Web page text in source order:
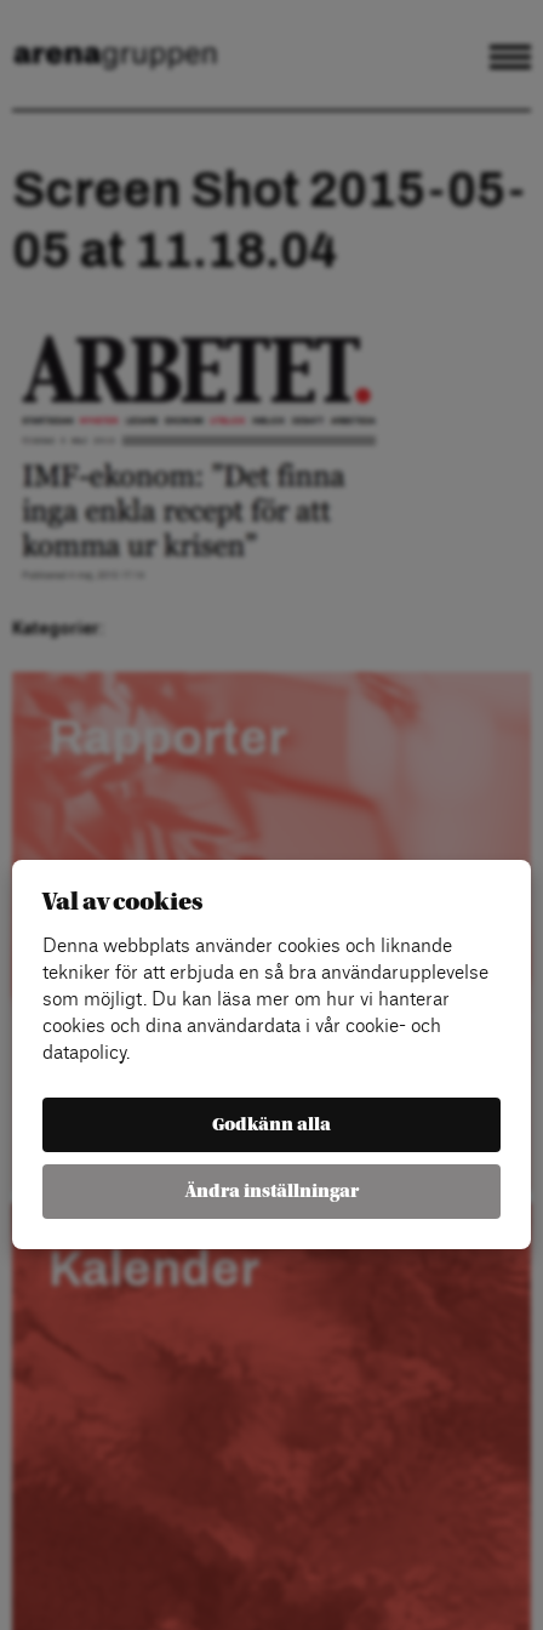
Screen Shot 2015-05-
05 at 11.18.04
Kategorier:
Rapporter
Kalender
Val av cookies
Denna webbplats använder cookies och liknande
tekniker för att erbjuda en så bra användarupplevelse
som möjligt. Du kan läsa mer om hur vi hanterar
cookies och dina användardata i vår cookie- och
datapolicy.
Godkänn alla
Ändra inställningar